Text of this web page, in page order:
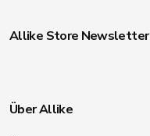
Allike Store Newsletter
Über Allike